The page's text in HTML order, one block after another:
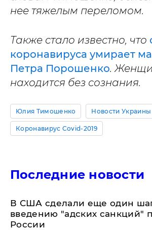
нее тяжелым переломом.
Также стало известно, что
коронавируса умирает
Петра Порошенко.
находится без сознания.
Юлия Тимошенко Новости Украины
Коронавирус Covid-2019
Последние новости
В США сделали еще один
введению "адских санкций"
России